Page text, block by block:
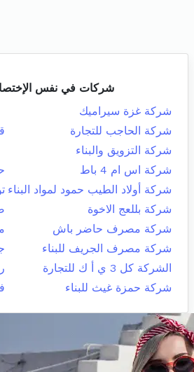
شركات في نفس
شركة غزة سيراميك
شركة الحاجب للتجارة
شركة التزويق والبناء
شركة اس ام 4 باط
شركة أولاد الطيب حمود لمواد البناء
شركة بللعج الاخوة
شركة مصرف حاضر باش
شركة مصرف الجريف للبناء
الشركة كل 3 ي أ ك للتجارة
شركة حمزة غيث للبناء